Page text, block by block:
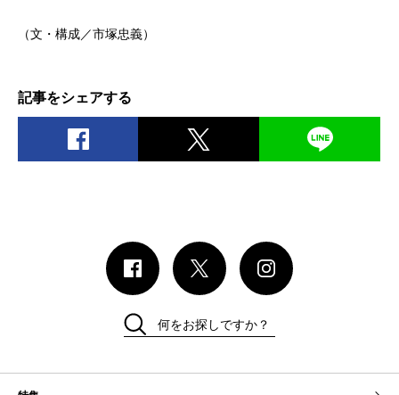
（文・構成／市塚忠義）
記事をシェアする
何をお探しですか？